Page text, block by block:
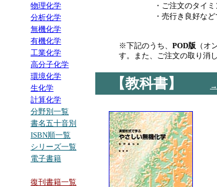
物理化学
分析化学
無機化学
有機化学
工業化学
高分子化学
環境化学
生化学
計算化学
分野別一覧
書名五十音別
ISBN順一覧
シリーズ一覧
電子書籍
復刊書籍一覧
・ご注文のタイ
・売行き良好な
※下記のうち、 POD版 （オ
す。また、ご注文の取り消
【教科書】 →